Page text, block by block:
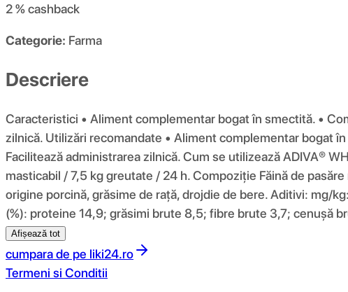
2 %cashback
Categorie: Farma
Descriere
Caracteristici • Aliment complementar bogat în smectită. •
zilnică. Utilizări recomandate • Aliment complementar bogat
Facilitează administrarea zilnică. Cum se utilizează ADIVA®
masticabil / 7,5 kg greutate / 24 h. Compoziţie Făină de
origine porcină, grăsime de rață, drojdie de bere. Aditivi: mg/
(%): proteine ​​14,9; grăsimi brute 8,5; fibre brute 3,7; cenușă
Afișează tot
cumpara de pe liki24.ro
Termeni si Conditii